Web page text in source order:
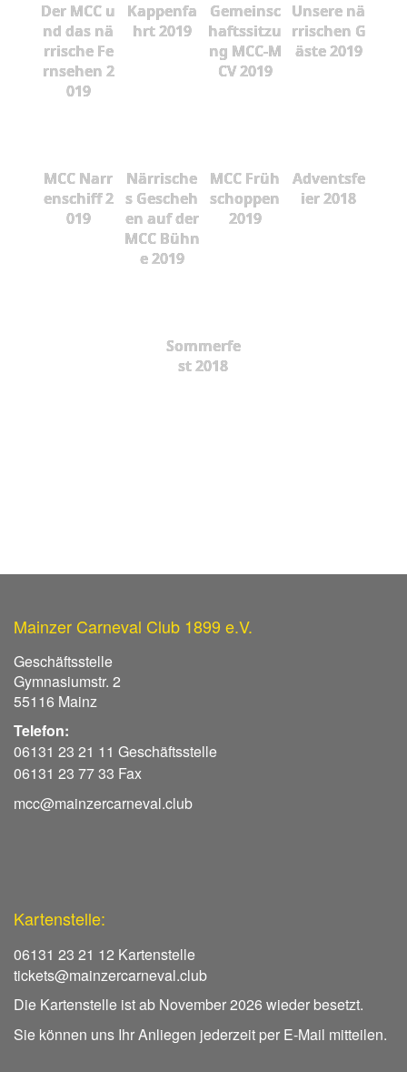
Der MCC u
nd das nä
rrische Fe
rnsehen 2
019
Kappenfa
hrt 2019
Gemeinsc
haftssitzu
ng MCC-M
CV 2019
Unsere nä
rrischen G
äste 2019
MCC Narr
enschiff 2
019
Närrische
s Gescheh
en auf der
MCC Bühn
e 2019
MCC Früh
schoppen
2019
Adventsfe
ier 2018
Sommerfe
st 2018
Mainzer Carneval Club 1899 e.V.
Geschäftsstelle
Gymnasiumstr. 2
55116 Mainz
Telefon:
06131 23 21 11 Geschäftsstelle
06131 23 77 33 Fax
mcc@mainzercarneval.club
Kartenstelle:
06131 23 21 12 Kartenstelle
tickets@mainzercarneval.club
Die Kartenstelle ist ab November 2026 wieder besetzt.
Sie können uns Ihr Anliegen jederzeit per E-Mail mitteilen.